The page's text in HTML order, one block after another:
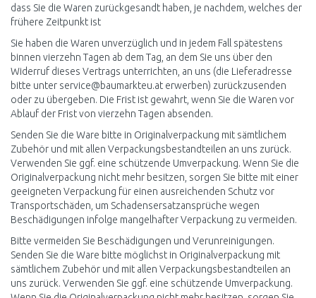
dass Sie die Waren zurückgesandt haben, je nachdem, welches der
frühere Zeitpunkt ist
Sie haben die Waren unverzüglich und in jedem Fall spätestens
binnen vierzehn Tagen ab dem Tag, an dem Sie uns über den
Widerruf dieses Vertrags unterrichten, an uns (die Lieferadresse
bitte unter service@baumarkteu.at erwerben) zurückzusenden
oder zu übergeben. Die Frist ist gewahrt, wenn Sie die Waren vor
Ablauf der Frist von vierzehn Tagen absenden.
Senden Sie die Ware bitte in Originalverpackung mit sämtlichem
Zubehör und mit allen Verpackungsbestandteilen an uns zurück.
Verwenden Sie ggf. eine schützende Umverpackung. Wenn Sie die
Originalverpackung nicht mehr besitzen, sorgen Sie bitte mit einer
geeigneten Verpackung für einen ausreichenden Schutz vor
Transportschäden, um Schadensersatzansprüche wegen
Beschädigungen infolge mangelhafter Verpackung zu vermeiden.
Bitte vermeiden Sie Beschädigungen und Verunreinigungen.
Senden Sie die Ware bitte möglichst in Originalverpackung mit
sämtlichem Zubehör und mit allen Verpackungsbestandteilen an
uns zurück. Verwenden Sie ggf. eine schützende Umverpackung.